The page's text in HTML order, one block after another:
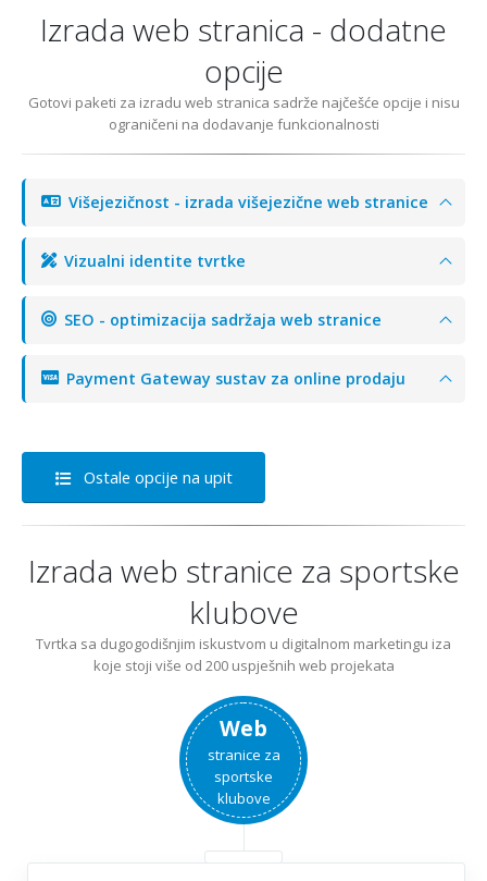
Izrada web stranica - dodatne
opcije
Gotovi paketi za izradu web stranica sadrže najčešće opcije i nisu
ograničeni na dodavanje funkcionalnosti
Višejezičnost - izrada višejezične web stranice
Vizualni identite tvrtke
SEO - optimizacija sadržaja web stranice
Payment Gateway sustav za online prodaju
Ostale opcije na upit
Izrada web stranice za sportske
klubove
Tvrtka sa dugogodišnjim iskustvom u digitalnom marketingu iza
koje stoji više od 200 uspješnih web projekata
Web
stranice za
sportske
klubove